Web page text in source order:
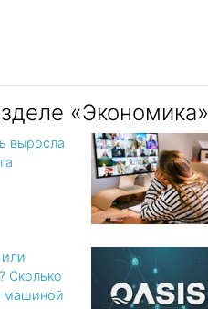
«Экономика»
выросла
Cколько
машиной